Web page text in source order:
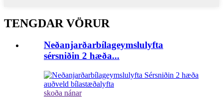
TENGDAR VÖRUR
Neðanjarðarbílageymslulyfta
sérsniðin 2 hæða...
skoða nánar